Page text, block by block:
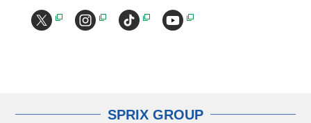
SPRIX GROUP